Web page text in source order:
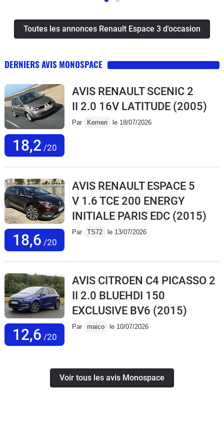
Toutes les annonces Renault Espace 3 d'occasion
DERNIERS AVIS MONOSPACE
18,2 /20
AVIS RENAULT SCENIC 2
II 2.0 16V LATITUDE (2005)
Par Kemeri le 18/07/2026
18,6 /20
AVIS RENAULT ESPACE 5
V 1.6 TCE 200 ENERGY
INITIALE PARIS EDC (2015)
Par TS72 le 13/07/2026
12,6 /20
AVIS CITROEN C4 PICASSO 2
II 2.0 BLUEHDI 150
EXCLUSIVE BV6 (2015)
Par maico le 10/07/2026
Voir tous les avis Monospace